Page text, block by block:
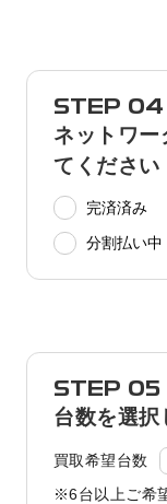
STEP 04
ネットワー
てください
完済済み
分割払い中
STEP 05
台数を選択
買取希望台数
※6台以上ご希